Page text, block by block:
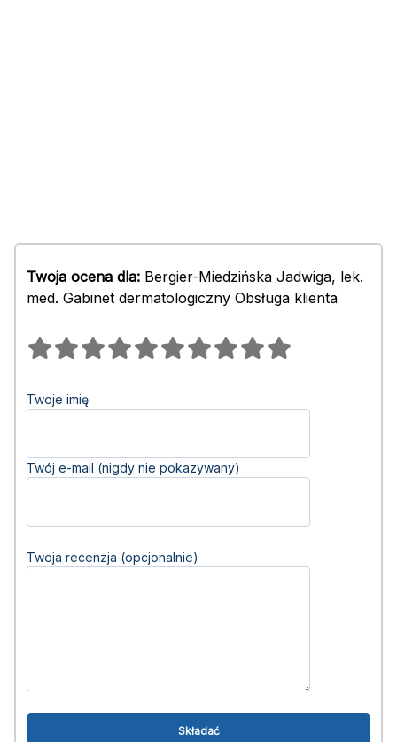
Twoja ocena dla: Bergier-Miedzińska Jadwiga, lek.
med. Gabinet dermatologiczny Obsługa klienta
Twoje imię
Twój e-mail (nigdy nie pokazywany)
Twoja recenzja (opcjonalnie)